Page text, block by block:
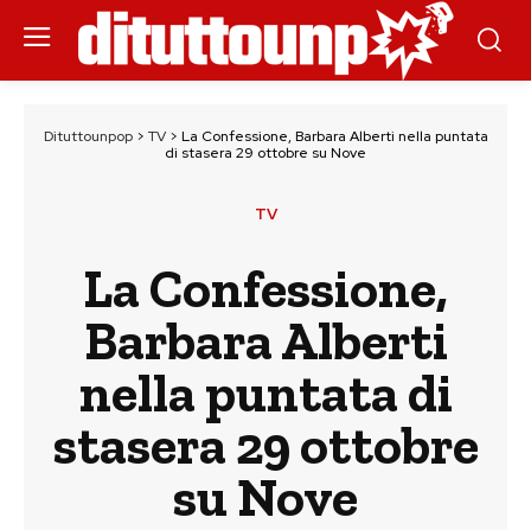
Dituttounpop> TV> La Confessione, Barbara Alberti nella puntata
di stasera 29 ottobre su Nove
TV
La Confessione,
Barbara Alberti
nella puntata di
stasera 29 ottobre
su Nove